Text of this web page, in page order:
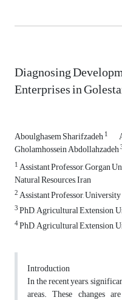
Diagnosing
Enterprises in
Aboulghasem Sharifzadeh1
Gholamhossein Abdollahzadeh
1Assistant Professor, Gorgan
Natural Resources, Iran
2Assistant Professor,
3PhD, Agricultural Extension,
4PhD, Agricultural Extension,
Introduction
In the recent years,
areas. These changes